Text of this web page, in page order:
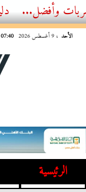
الأحد ، 9 أغسطس 2026 07:40 صـ
الرئيسية